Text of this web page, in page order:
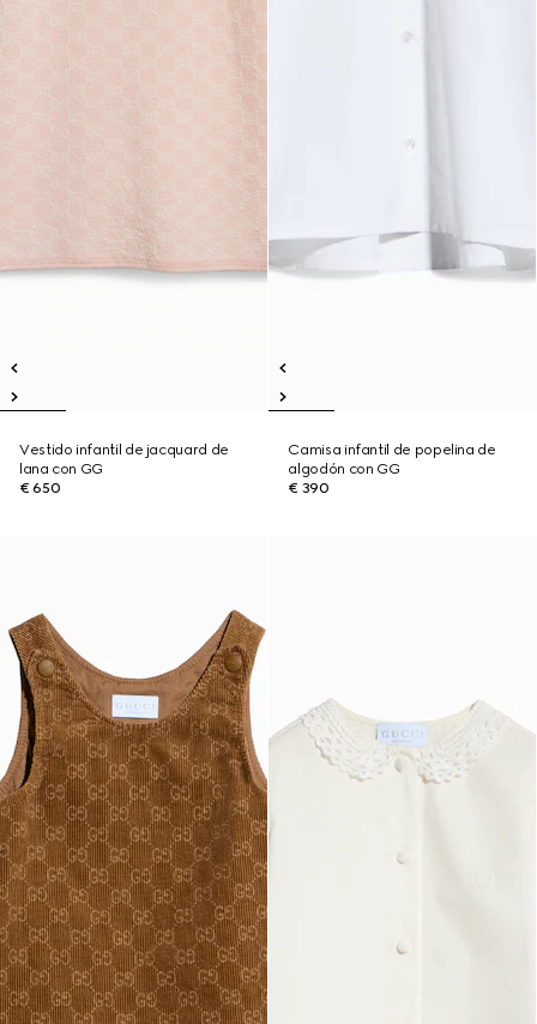
Vestido infantil de jacquard de
lana con GG
€ 650
Camisa infantil de popelina de
algodón con GG
€ 390